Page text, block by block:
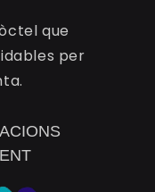
que
per